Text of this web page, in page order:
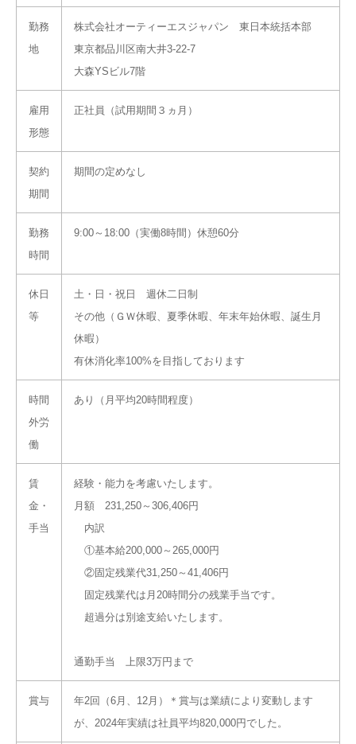
勤務
地
株式会社オーティーエスジャパン 東日本統括本部
東京都品川区南大井3-22-7
大森YSビル7階
雇用
形態
正社員（試用期間３ヵ月）
契約
期間
期間の定めなし
勤務
時間
9:00～18:00（実働8時間）休憩60分
休日
等
土・日・祝日 週休二日制
その他（ＧＷ休暇、夏季休暇、年末年始休暇、誕生月
休暇）
有休消化率100%を目指しております
時間
外労
働
あり（月平均20時間程度）
賃
金・
手当
経験・能力を考慮いたします。
月額 231,250～306,406円
内訳
①基本給200,000～265,000円
②固定残業代31,250～41,406円
固定残業代は月20時間分の残業手当です。
超過分は別途支給いたします。
通勤手当 上限3万円まで
賞与
年2回（6月、12月）＊賞与は業績により変動します
が、2024年実績は社員平均820,000円でした。